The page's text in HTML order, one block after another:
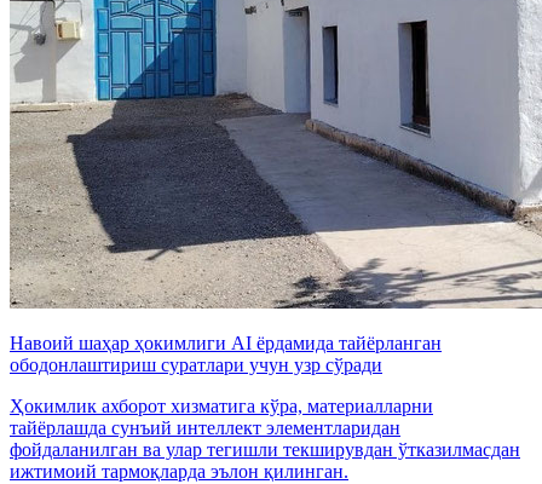
Навоий шаҳaр ҳокимлиги АI ёрдамида тайёрланган
ободонлаштириш суратлари учун узр сўради
Ҳокимлик ахборот хизматига кўра, материалларни
тайёрлашда сунъий интеллект элементларидан
фойдаланилган ва улар тегишли текширувдан ўтказилмасдан
ижтимоий тармоқларда эълон қилинган.